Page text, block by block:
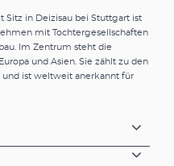
Sitz in Deizisau bei Stuttgart ist
mit Tochtergesellschaften
Im Zentrum steht die
und Asien. Sie zählt zu den
ist weltweit anerkannt für